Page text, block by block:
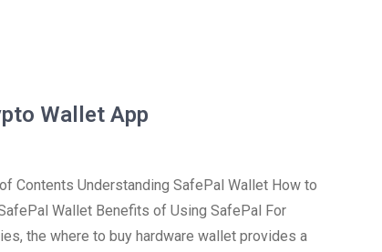
Wallet App
Contents Understanding SafePal Wallet How to
Wallet Benefits of Using SafePal For
the where to buy hardware wallet provides a